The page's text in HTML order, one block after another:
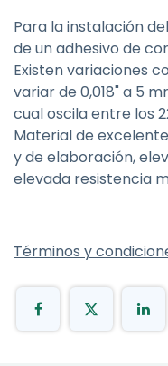
Para la instalación
de un adhesivo de
Existen variaciones
variar de 0,018" a 5
cual oscila entre los
Material de
y de elaboración,
elevada resistencia
Términos y